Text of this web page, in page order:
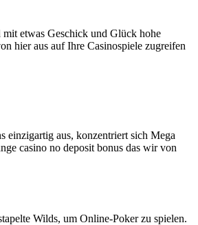
mit etwas Geschick und Glück hohe
hier aus auf Ihre Casinospiele zugreifen
einzigartig aus, konzentriert sich Mega
casino no deposit bonus das wir von
Wilds, um Online-Poker zu spielen.